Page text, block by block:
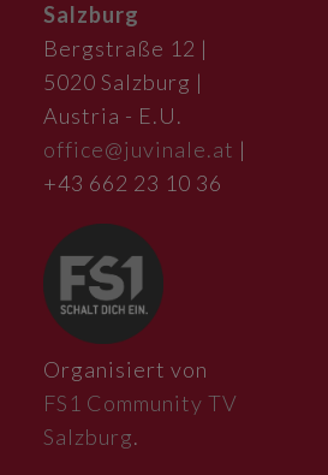
Salzburg
Bergstraße 12 |
5020 Salzburg |
Austria - E.U.
office@juvinale.at |
+43 662 23 10 36
Organisiert von
FS1 Community TV
Salzburg.